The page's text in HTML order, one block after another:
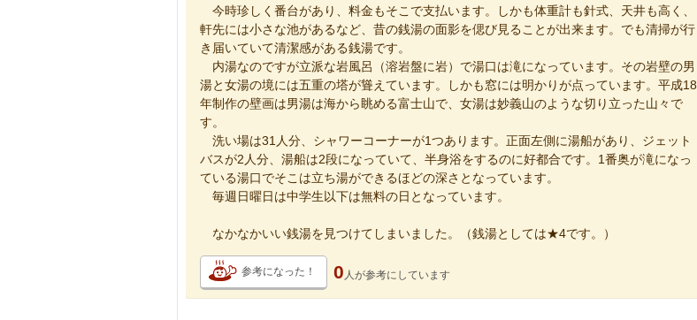
今時珍しく番台があり、料金もそこで支払います。しかも体重計も針式、天井も高く、
軒先には小さな池があるなど、昔の銭湯の面影を偲び見ることが出来ます。でも清掃が行
き届いていて清潔感がある銭湯です。
内湯なのですが立派な岩風呂（溶岩盤に岩）で湯口は滝になっています。その岩壁の男
湯と女湯の境には五重の塔が聳えています。しかも窓には明かりが点っています。平成18
年制作の壁画は男湯は海から眺める富士山で、女湯は妙義山のような切り立った山々で
す。
洗い場は31人分、シャワーコーナーが1つあります。正面左側に湯船があり、ジェット
バスが2人分、湯船は2段になっていて、半身浴をするのに好都合です。1番奥が滝になっ
ている湯口でそこは立ち湯ができるほどの深さとなっています。
毎週日曜日は中学生以下は無料の日となっています。
なかなかいい銭湯を見つけてしまいました。（銭湯としては★4です。）
参考になった！ 0 人が参考にしています